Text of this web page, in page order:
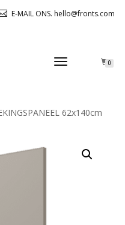
E-MAIL ONS. hello@fronts.com
TOGGLE
0
62x140cm